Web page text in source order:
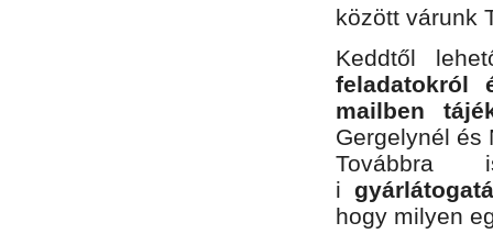
között várunk
Keddtől
feladatokról
mailben
Gergelynél és
Továbbra
i
hogy milyen